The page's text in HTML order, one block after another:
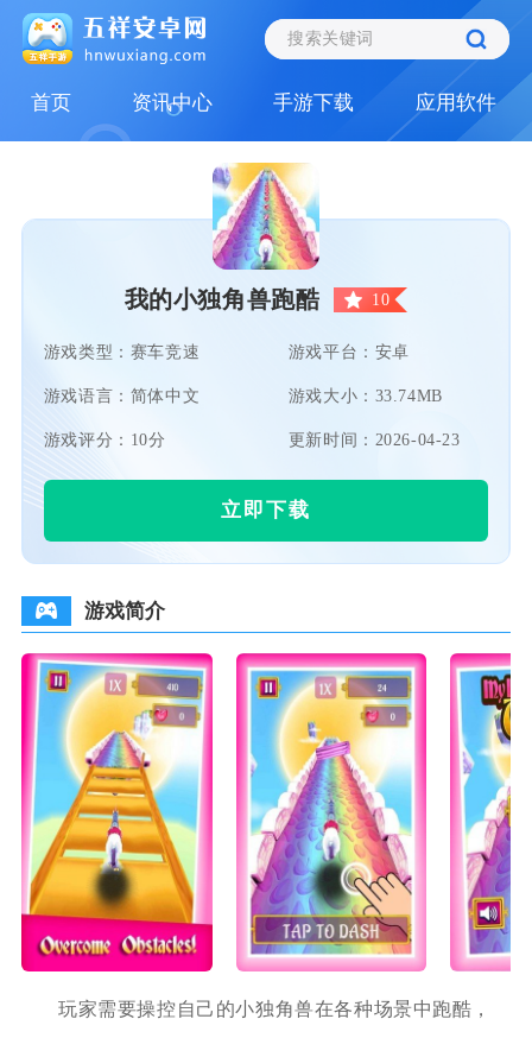
首页 资讯中心 手游下载 应用软件
我的小独角兽跑酷 10
游戏类型：赛车竞速 游戏平台：安卓
游戏语言：简体中文 游戏大小：33.74MB
游戏评分：10分 更新时间：2026-04-23
立即下载
游戏简介
玩家需要操控自己的小独角兽在各种场景中跑酷，